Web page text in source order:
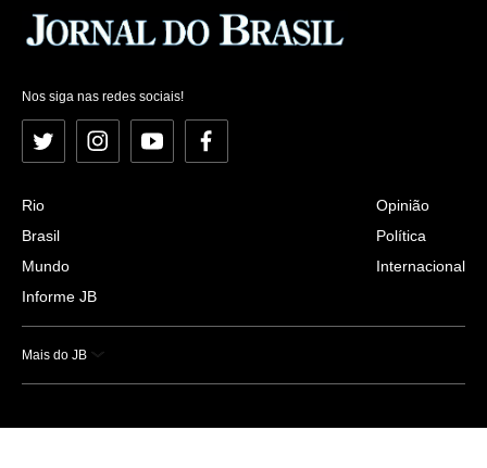
Nos siga nas redes sociais!
Twitter InstagramYouTubeFacebook
Rio
Brasil
Mundo
Informe JB
Opinião
Política
Internacional
Mais do JB
Esportes